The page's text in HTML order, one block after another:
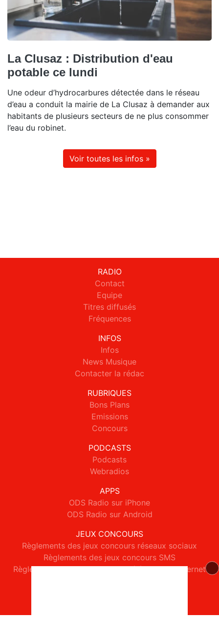
La Clusaz : Distribution d'eau
potable ce lundi
Une odeur d’hydrocarbures détectée dans le réseau
d’eau a conduit la mairie de La Clusaz à demander aux
habitants de plusieurs secteurs de ne plus consommer
l’eau du robinet.
Voir toutes les infos »
RADIO
Contact
Equipe
Titres diffusés
Fréquences
INFOS
Infos
News Musique
Contacter la rédac
RUBRIQUES
Bons Plans
Emissions
Concours
PODCASTS
Podcasts
Webradios
APPS
ODS Radio sur iPhone
ODS Radio sur Android
JEUX CONCOURS
Règlements des jeux concours réseaux sociaux
Règlements des jeux concours SMS
Règlements des jeux concours téléphone et internet